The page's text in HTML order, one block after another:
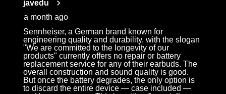
javedu
a month ago
Sennheiser, a German brand known for
engineering quality and durability, with the slogan
"We are committed to the longevity of our
products" currently offers no repair or battery
replacement service for any of their earbuds. The
overall construction and sound quality is good.
But once the battery degrades, the only option is
to discard the entire device — case included —